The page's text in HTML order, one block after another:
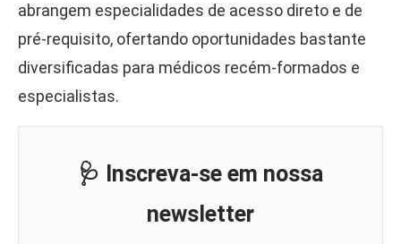
abrangem especialidades de acesso direto e de
pré-requisito, ofertando oportunidades bastante
diversificadas para médicos recém-formados e
especialistas.
🩺 Inscreva-se em nossa
newsletter